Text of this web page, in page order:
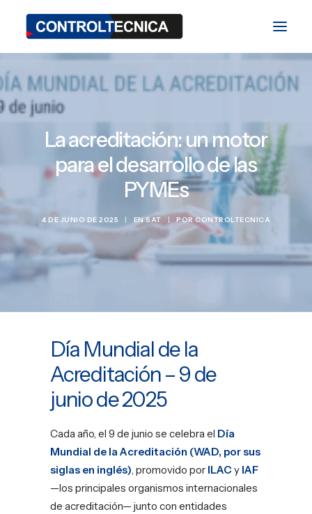
División BIO
División SAT
Blog
Ferias y Eventos
Contacto
PT
La acreditación: un motor
para el desarrollo de las
PYMEs
4 DE JUNIO DE 2025 | ENSAT | PORCONTROLTECNICA
Día Mundial de la
Acreditación – 9 de
junio de 2025
Cada año, el 9 de junio se celebra el Día
Mundial de la Acreditación (WAD, por sus
siglas en inglés), promovido por ILAC y IAF
—los principales organismos internacionales
de acreditación— junto con entidades